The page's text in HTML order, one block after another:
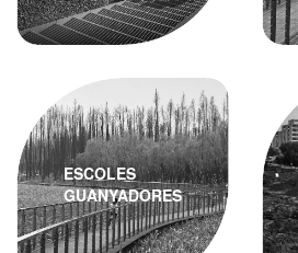
ESCOLES
GUANYADORES